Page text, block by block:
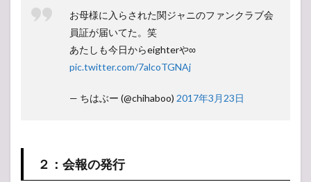
プラ
イズ
お母様に入らされた関ジャニのファンクラブ会
員証が届いてた。笑
あたしも今日からeighterや∞
pic.twitter.com/7alcoTGNAj
— ちはぶー (@chihaboo) 2017年3月23日
２：会報の発行